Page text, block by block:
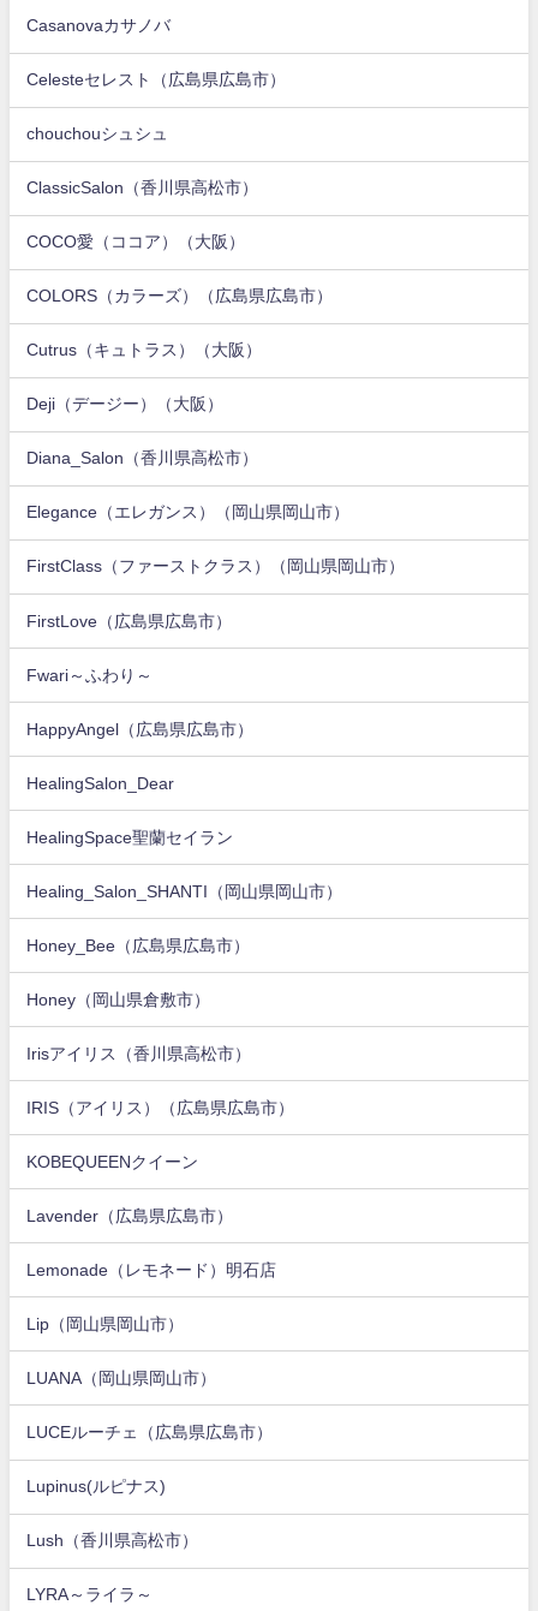
Casanovaカサノバ
Celesteセレスト（広島県広島市）
chouchouシュシュ
ClassicSalon（香川県高松市）
COCO愛（ココア）（大阪）
COLORS（カラーズ）（広島県広島市）
Cutrus（キュトラス）（大阪）
Deji（デージー）（大阪）
Diana_Salon（香川県高松市）
Elegance（エレガンス）（岡山県岡山市）
FirstClass（ファーストクラス）（岡山県岡山市）
FirstLove（広島県広島市）
Fwari～ふわり～
HappyAngel（広島県広島市）
HealingSalon_Dear
HealingSpace聖蘭セイラン
Healing_Salon_SHANTI（岡山県岡山市）
Honey_Bee（広島県広島市）
Honey（岡山県倉敷市）
Irisアイリス（香川県高松市）
IRIS（アイリス）（広島県広島市）
KOBEQUEENクイーン
Lavender（広島県広島市）
Lemonade（レモネード）明石店
Lip（岡山県岡山市）
LUANA（岡山県岡山市）
LUCEルーチェ（広島県広島市）
Lupinus(ルピナス)
Lush（香川県高松市）
LYRA～ライラ～